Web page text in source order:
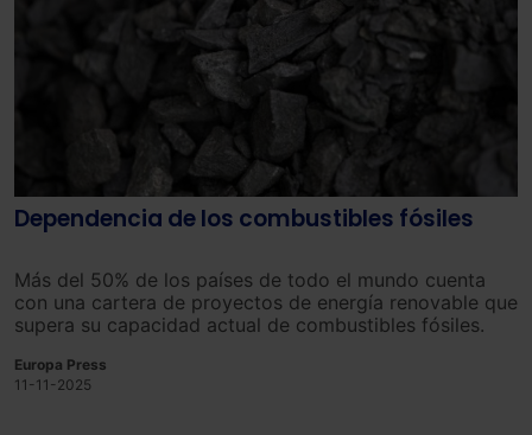
Dependencia de los combustibles fósiles
Más del 50% de los países de todo el mundo cuenta
con una cartera de proyectos de energía renovable que
supera su capacidad actual de combustibles fósiles.
Europa Press
11-11-2025